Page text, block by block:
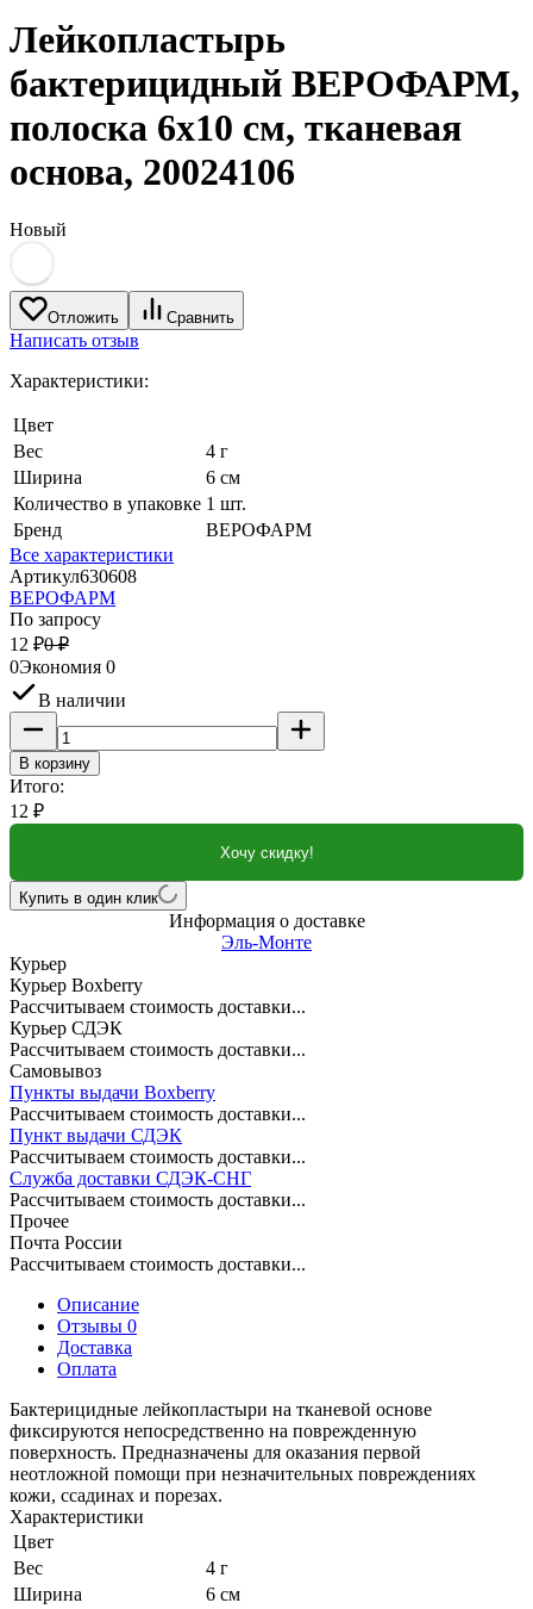
Лейкопластырь
бактерицидный ВЕРОФАРМ,
полоска 6х10 см, тканевая
основа, 20024106
Новый
Отложить Сравнить
Написать отзыв
Характеристики:
Цвет
Вес
4 г
Ширина
6 см
Количество в упаковке 1 шт.
Бренд
ВЕРОФАРМ
Все характеристики
Артикул630608
ВЕРОФАРМ
По запросу
12 ₽0 ₽
0Экономия 0
В наличии
В корзину
Итого:
12 ₽
Хочу скидку!
Купить в один клик
Информация о доставке
Эль-Монте
Курьер
Курьер Boxberry
Рассчитываем стоимость доставки...
Курьер СДЭК
Рассчитываем стоимость доставки...
Самовывоз
Пункты выдачи Boxberry
Рассчитываем стоимость доставки...
Пункт выдачи СДЭК
Рассчитываем стоимость доставки...
Служба доставки СДЭК-СНГ
Рассчитываем стоимость доставки...
Прочее
Почта России
Рассчитываем стоимость доставки...
Описание
Отзывы 0
Доставка
Оплата
Бактерицидные лейкопластыри на тканевой основе
фиксируются непосредственно на поврежденную
поверхность. Предназначены для оказания первой
неотложной помощи при незначительных повреждениях
кожи, ссадинах и порезах.
Характеристики
Цвет
Вес
4 г
Ширина
6 см